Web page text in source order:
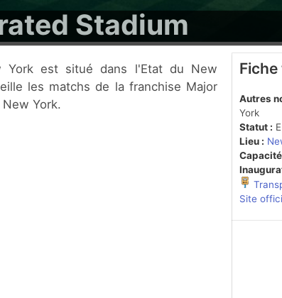
Stadium
les matchs de la franchise Major
York.
Autres
York
Statut :
Lieu :
Site